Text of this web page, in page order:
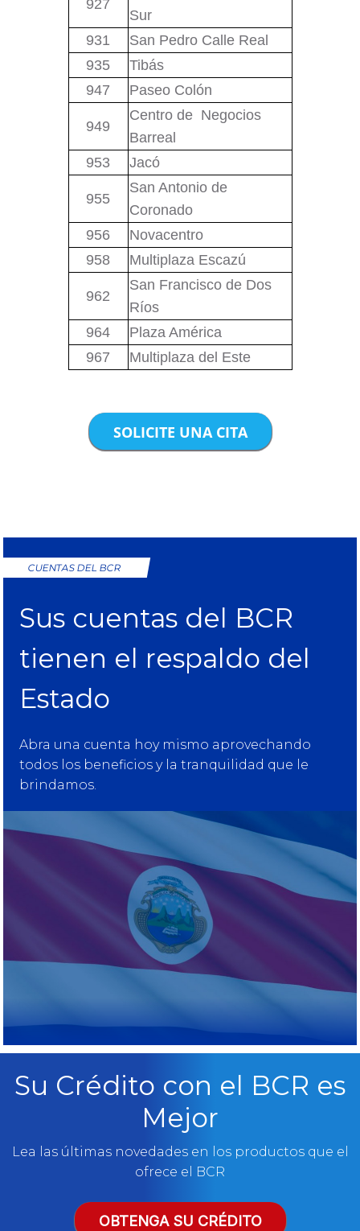
927
Sur
931
San Pedro Calle Real
935
Tibás
947
Paseo Colón
949
Centro de Negocios
Barreal
953
Jacó
955
San Antonio de
Coronado
956
Novacentro
958
Multiplaza Escazú
962
San Francisco de Dos
Ríos
964
Plaza América
967
Multiplaza del Este
SOLICITE UNA CITA
CUENTAS DEL BCR
Sus cuentas del BCR
tienen el respaldo del
Estado
Abra una cuenta hoy mismo aprovechando
todos los beneficios y la tranquilidad que le
brindamos.
Su Crédito con el BCR es
Mejor
Lea las últimas novedades en los productos que el
ofrece el BCR
OBTENGA SU CRÉDITO